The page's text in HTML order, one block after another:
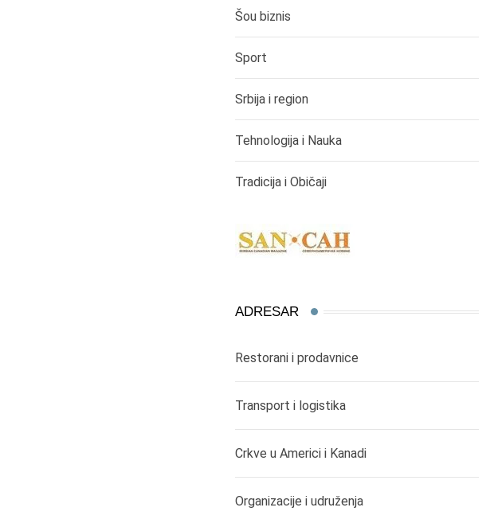
Šou biznis
Sport
Srbija i region
Tehnologija i Nauka
Tradicija i Običaji
ADRESAR
Restorani i prodavnice
Transport i logistika
Crkve u Americi i Kanadi
Organizacije i udruženja